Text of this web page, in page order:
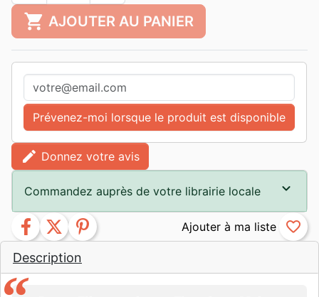
Description
shopping_cart AJOUTER AU PANIER
Prévenez-moi lorsque le produit est disponible
edit Donnez votre avis
Commandez auprès de votre librairie locale
facebook twitter pinterest favorite_border